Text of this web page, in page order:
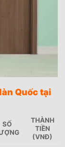
Quốc tại
SỐ
THÀNH
TIỀN
(VNĐ)